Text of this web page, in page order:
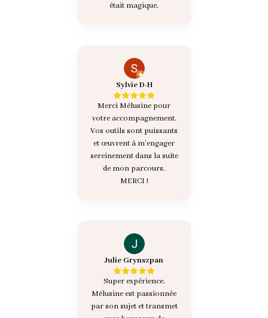
était magique.
Sylvie D-H
Merci Mélusine pour
votre accompagnement.
Vos outils sont puissants
et œuvrent à m’engager
sereinement dans la suite
de mon parcours.
MERCI !
Julie Grynszpan
Super expérience.
Mélusine est passionnée
par son sujet et transmet